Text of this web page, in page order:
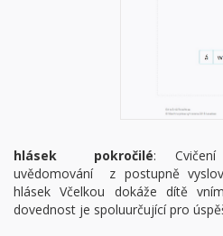
hlásek pokročilé: Cvičení
uvědomování z postupně
hlásek Včelkou dokáže dítě
dovednost je spoluurčující pro